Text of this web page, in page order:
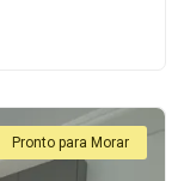
Pronto para Morar